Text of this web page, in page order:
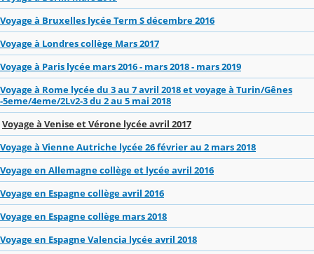
Voyage à Bruxelles lycée Term S décembre 2016
Voyage à Londres collège Mars 2017
Voyage à Paris lycée mars 2016 - mars 2018 - mars 2019
Voyage à Rome lycée du 3 au 7 avril 2018 et voyage à Turin/Gênes
-5eme/4eme/2Lv2-3 du 2 au 5 mai 2018
Voyage à Venise et Vérone lycée avril 2017
Voyage à Vienne Autriche lycée 26 février au 2 mars 2018
Voyage en Allemagne collège et lycée avril 2016
Voyage en Espagne collège avril 2016
Voyage en Espagne collège mars 2018
Voyage en Espagne Valencia lycée avril 2018